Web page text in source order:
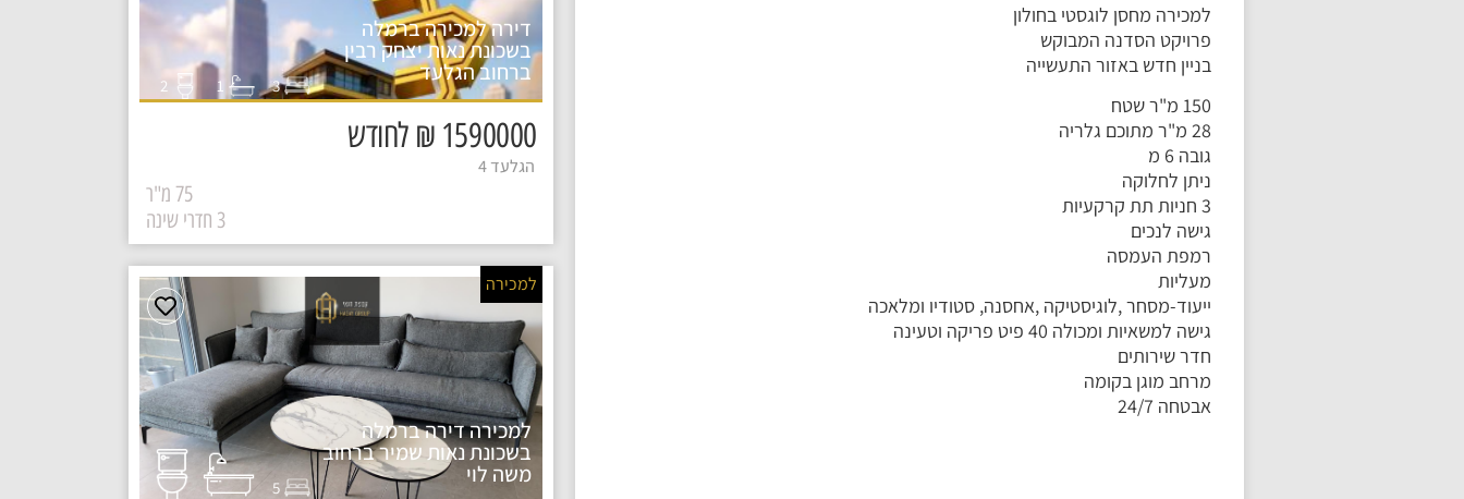
למכירה מחסן לוגסטי בחולון
פרויקט הסדנה המבוקש
בניין חדש באזור התעשייה
150 מ"ר שטח
28 מ"ר מתוכם גלריה
גובה 6 מ
ניתן לחלוקה
3 חניות תת קרקעיות
גישה לנכים
רמפת העמסה
מעליות
ייעוד-מסחר ,לוגיסטיקה ,אחסנה, סטודיו ומלאכה
גישה למשאיות ומכולה 40 פיט פריקה וטעינה
חדר שירותים
מרחב מוגן בקומה
אבטחה 24/7
דירה למכירה ברמלה
בשכונת נאות יצחק רבין
ברחוב הגלעד 3
1
2
1590000 ₪ לחודש
הגלעד 4
75 מ"ר
3 חדרי שינה
למכירה דירה ברמלה
בשכונת נאות שמיר ברחוב
משה לוי 5
למכירה